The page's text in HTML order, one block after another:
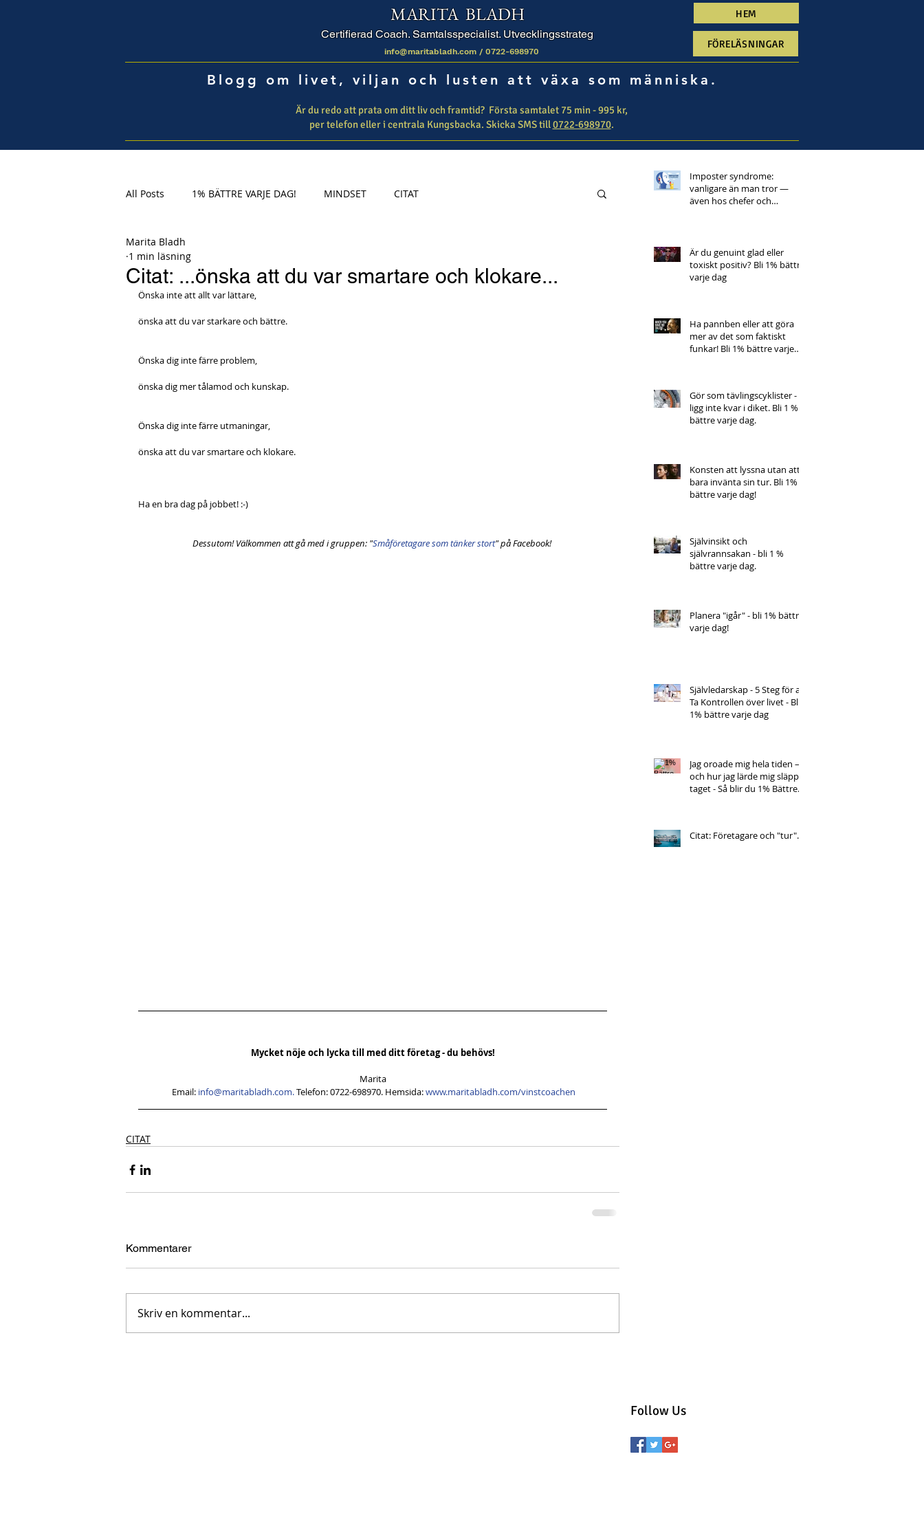
MARITA BLADH
Certifierad Coach. Samtalsspecialist. Utvecklingsstrateg
info@maritabladh.com / 0722-698970
HEM
FÖRELÄSNINGAR
Blogg om livet, viljan och lusten att växa som människa.
Är du redo att prata om ditt liv och framtid? ​ Första samtalet 75 min - 995 kr,
per telefon eller i centrala Kungsbacka. Skicka SMS till0722-698970.
All Posts 1% BÄTTRE VARJE DAG! MINDSET CITAT
Citat: ...önska att du var smartare och klokare...
Marita Bladh
1 min läsning
Önska inte att allt var lättare,
önska att du var starkare och bättre.
Önska dig inte färre problem,
önska dig mer tålamod och kunskap.
Önska dig inte färre utmaningar,
önska att du var smartare och klokare.
Ha en bra dag på jobbet! :-)
Dessutom! Välkommen att gå med i gruppen: "Småföretagare som tänker stort" på Facebook!
Mycket nöje och lycka till med ditt företag - du behövs!
Marita
Email: info@maritabladh.com. Telefon: 0722-698970. Hemsida: www.maritabladh.com/vinstcoachen
CITAT
Kommentarer
Skriv en kommentar...
Imposter syndrome:
vanligare än man tror —
även hos chefer och
Är du genuint glad eller
toxiskt positiv? Bli 1% bättre
varje dag
Ha pannben eller att göra
mer av det som faktiskt
funkar! Bli 1% bättre varje
Gör som tävlingscyklister -
ligg inte kvar i diket. Bli 1 %
bättre varje dag.
Konsten att lyssna utan att
bara invänta sin tur. Bli 1%
bättre varje dag!
Självinsikt och
självrannsakan - bli 1 %
bättre varje dag.
Planera "igår" - bli 1% bättre
varje dag!
Självledarskap - 5 Steg för att
Ta Kontrollen över livet - Bli
1% bättre varje dag
Jag oroade mig hela tiden –
och hur jag lärde mig släppa
taget - Så blir du 1% Bättre
Citat: Företagare och "tur"....
Follow Us